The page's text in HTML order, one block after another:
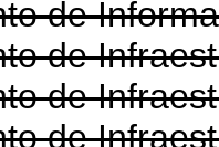
de
de
de
de